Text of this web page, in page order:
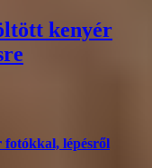
kenyér
fotókkal, lépésről